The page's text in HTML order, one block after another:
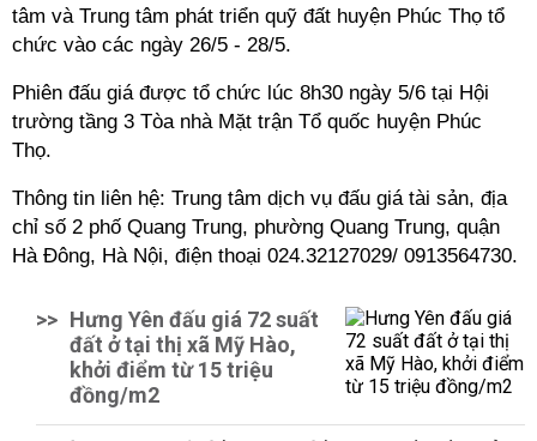
tâm và Trung tâm phát triển quỹ đất huyện Phúc Thọ tổ
chức vào các ngày 26/5 - 28/5.
Phiên đấu giá được tổ chức lúc 8h30 ngày 5/6 tại Hội
trường tầng 3 Tòa nhà Mặt trận Tổ quốc huyện Phúc
Thọ.
Thông tin liên hệ: Trung tâm dịch vụ đấu giá tài sản, địa
chỉ số 2 phố Quang Trung, phường Quang Trung, quận
Hà Đông, Hà Nội, điện thoại 024.32127029/ 0913564730.
>> Hưng Yên đấu giá 72 suất
đất ở tại thị xã Mỹ Hào,
khởi điểm từ 15 triệu
đồng/m2